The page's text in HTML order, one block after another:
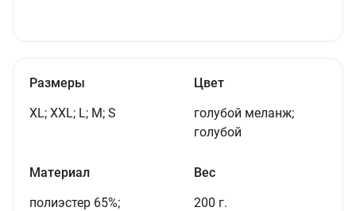
Размеры
XL; XXL; L; M; S
Цвет
голубой меланж;
голубой
Материал
полиэстер 65%;
Вес
200 г.